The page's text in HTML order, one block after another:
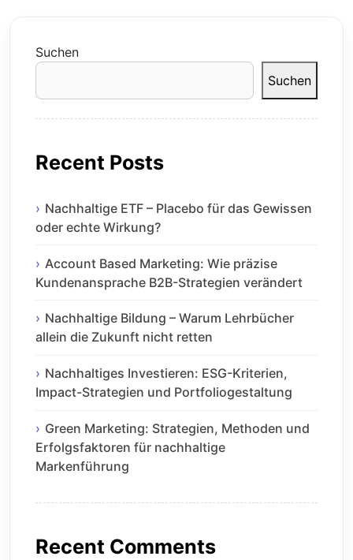
Suchen
Suchen
Recent Posts
Nachhaltige ETF – Placebo für das Gewissen
oder echte Wirkung?
Account Based Marketing: Wie präzise
Kundenansprache B2B-Strategien verändert
Nachhaltige Bildung – Warum Lehrbücher
allein die Zukunft nicht retten
Nachhaltiges Investieren: ESG-Kriterien,
Impact-Strategien und Portfoliogestaltung
Green Marketing: Strategien, Methoden und
Erfolgsfaktoren für nachhaltige
Markenführung
Recent Comments